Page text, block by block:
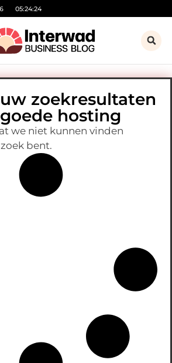
05:24:24
zoekresultaten
hosting
we niet kunnen vinden
bent.